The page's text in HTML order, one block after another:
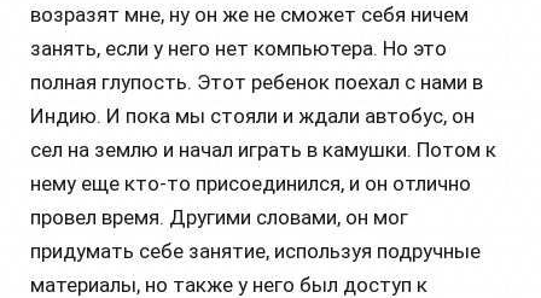
возразят мне, ну он же не сможет себя ничем
занять, если у него нет компьютера. Но это
полная глупость. Этот ребенок поехал с нами в
Индию. И пока мы стояли и ждали автобус, он
сел на землю и начал играть в камушки. Потом к
нему еще кто-то присоединился, и он отлично
провел время. Другими словами, он мог
придумать себе занятие, используя подручные
материалы, но также у него был доступ к